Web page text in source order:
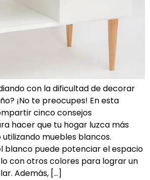
con la dificultad de decorar
¡No te preocupes! En esta
cinco consejos
hacer que tu hogar luzca más
muebles blancos.
blanco puede potenciar el espacio
con otros colores para lograr un
Además, […]